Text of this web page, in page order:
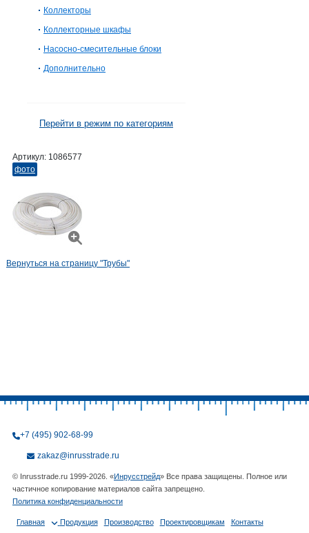
Коллекторы
Коллекторные шкафы
Насосно-смесительные блоки
Дополнительно
Перейти в режим по категориям
Артикул: 1086577
фото
Вернуться на страницу "Трубы"
+7 (495) 902-68-99
zakaz@inrusstrade.ru
© Inrusstrade.ru 1999-2026. «Инрусстрейд» Все права защищены. Полное или
частичное копирование материалов сайта запрещено.
Политика конфиденциальности
Главная Продукция Производство Проектировщикам Контакты